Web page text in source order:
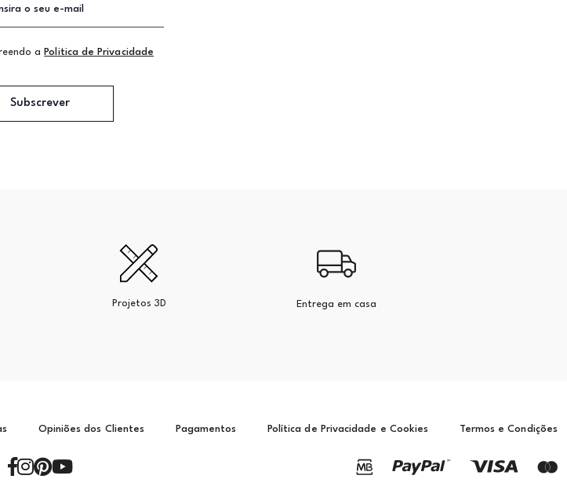
a Politica de Privacidade
Subscrever
Projetos 3D Entrega em casa
Opiniões dos Clientes Pagamentos Política de Privacidade e Cookies Termos e Condições